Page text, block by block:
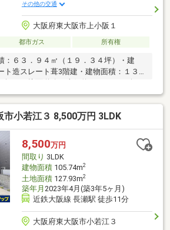
その他の交通
大阪府東大阪市上小阪１
都市ガス 所有権
：６３．９４㎡（１９．３４坪）・建
ト造スレート葺3階建・建物面積：１３
交通アクセス】・近鉄大阪線「長瀬」
東線「ＪＲ俊徳道」駅 徒歩１５分
市小若江３ 8,500万円 3LDK
8,500万円
間取り 3LDK
建物面積105.74m2
土地面積127.93m2
築年月 2023年4月(築3年5ヶ月)
近鉄大阪線 長瀬駅 徒歩11分
大阪府東大阪市小若江３